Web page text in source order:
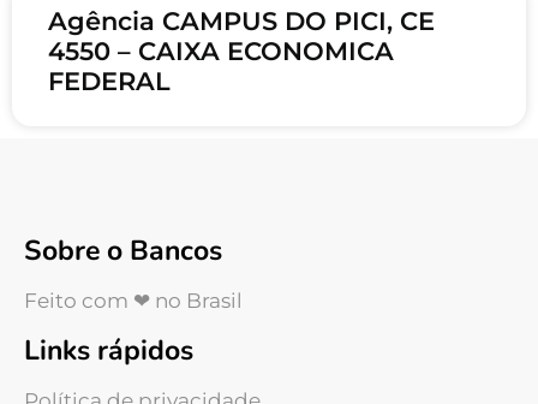
Agência CAMPUS DO PICI, CE
4550 – CAIXA ECONOMICA
FEDERAL
Sobre o Bancos
Feito com ❤ no Brasil
Links rápidos